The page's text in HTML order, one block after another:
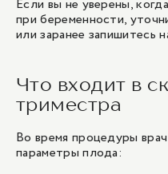
Если вы не уверены,
при беременности,
или заранее запишитесь
Что входит в
триместра
Во время процедуры
параметры плода: